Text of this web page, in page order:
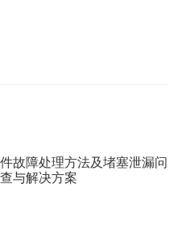
故障处理方法及堵塞泄漏问
与解决方案